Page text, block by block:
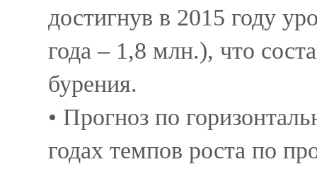
достигнув в 2015 году
года – 1,8 млн.), что
бурения.
• Прогноз по
годах темпов роста по